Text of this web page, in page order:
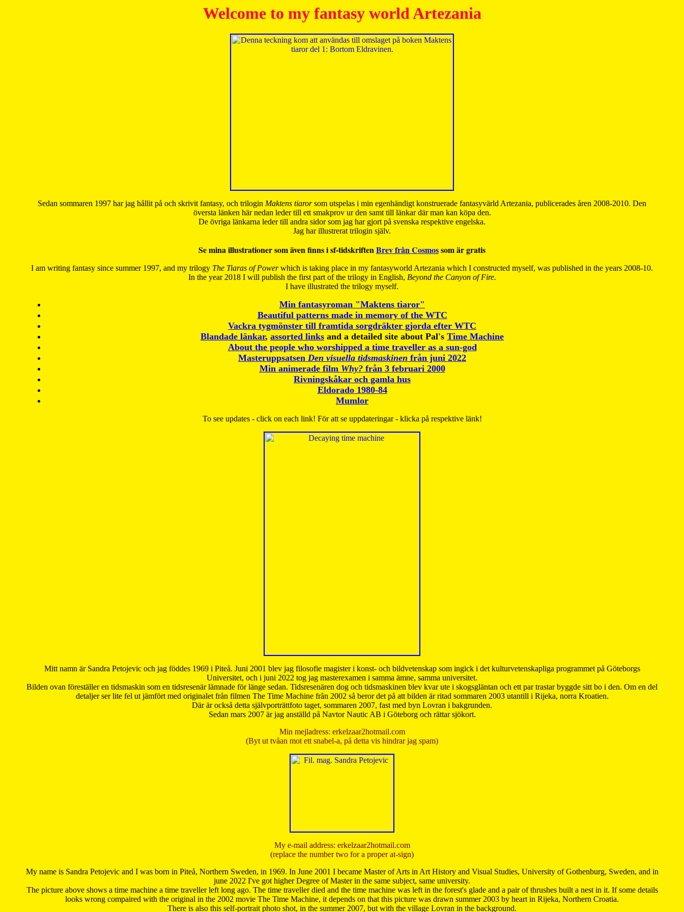
Welcome to my fantasy world Artezania
Sedan sommaren 1997 har jag hållit på och skrivit fantasy, och trilogin Maktens tiarorsom utspelas i min egenhändigt konstruerade fantasyvärld Artezania, publicerades åren 2008-2010. Den
översta länken här nedan leder till ett smakprov ur den samt till länkar där man kan köpa den.
De övriga länkarna leder till andra sidor som jag har gjort på svenska respektive engelska.
Jag har illustrerat trilogin själv.
Se mina illustrationer som även finns i sf-tidskriftenBrev från Cosmossom är gratis
I am writing fantasy since summer 1997, and my trilogy The Tiaras of Powerwhich is taking place in my fantasyworld Artezania which I constructed myself, was published in the years 2008-10.
In the year 2018 I will publish the first part of the trilogy in English, Beyond the Canyon of Fire.
I have illustrated the trilogy myself.
Min fantasyroman "Maktens tiaror"
Beautiful patterns made in memory of the WTC
Vackra tygmönster till framtida sorgdräkter gjorda efter WTC
Blandade länkar, assorted links and a detailed site about Pal's Time Machine
About the people who worshipped a time traveller as a sun-god
Masteruppsatsen Den visuella tidsmaskinen från juni 2022
Min animerade film Why?från 3 februari 2000
Rivningskåkar och gamla hus
Eldorado 1980-84
Mumlor
To see updates - click on each link! För att se uppdateringar - klicka på respektive länk!
Mitt namn är Sandra Petojevic och jag föddes 1969 i Piteå. Juni 2001 blev jag filosofie magister i konst- och bildvetenskap som ingick i det kulturvetenskapliga programmet på Göteborgs
Universitet, och i juni 2022 tog jag masterexamen i samma ämne, samma universitet.
Bilden ovan föreställer en tidsmaskin som en tidsresenär lämnade för länge sedan. Tidsresenären dog och tidsmaskinen blev kvar ute i skogsgläntan och ett par trastar byggde sitt bo i den. Om en del
detaljer ser lite fel ut jämfört med originalet från filmen The Time Machine från 2002 så beror det på att bilden är ritad sommaren 2003 utantill i Rijeka, norra Kroatien.
Där är också detta självporträttfoto taget, sommaren 2007, fast med byn Lovran i bakgrunden.
Sedan mars 2007 är jag anställd på Navtor Nautic AB i Göteborg och rättar sjökort.
Min mejladress: erkelzaar2hotmail.com
(Byt ut tvåan mot ett snabel-a, på detta vis hindrar jag spam)
My e-mail address: erkelzaar2hotmail.com
(replace the number two for a proper at-sign)
My name is Sandra Petojevic and I was born in Piteå, Northern Sweden, in 1969. In June 2001 I became Master of Arts in Art History and Visual Studies, University of Gothenburg, Sweden, and in
june 2022 I've got higher Degree of Master in the same subject, same university.
The picture above shows a time machine a time traveller left long ago. The time traveller died and the time machine was left in the forest's glade and a pair of thrushes built a nest in it. If some details
looks wrong compaired with the original in the 2002 movie The Time Machine, it depends on that this picture was drawn summer 2003 by heart in Rijeka, Northern Croatia.
There is also this self-portrait photo shot, in the summer 2007, but with the village Lovran in the background.